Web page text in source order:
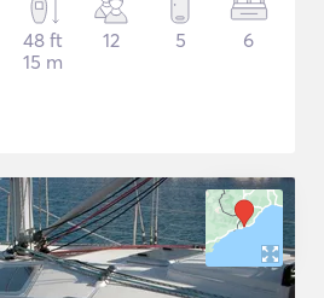
48 ft
15 m
12 5 6